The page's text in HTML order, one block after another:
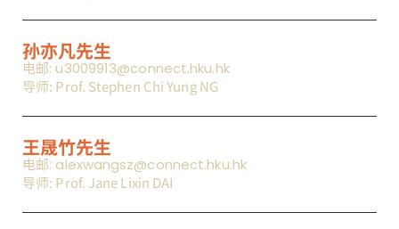
孙亦凡先生
电邮: u3009913@connect.hku.hk
导师: Prof. Stephen Chi Yung NG
王晟竹先生
电邮: alexwangsz@connect.hku.hk
导师: Prof. Jane Lixin DAI